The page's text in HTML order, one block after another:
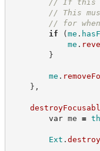
// If this
// This
// for
if
(me .
me .
}
me .
} ,
var me =
Ext . destroy